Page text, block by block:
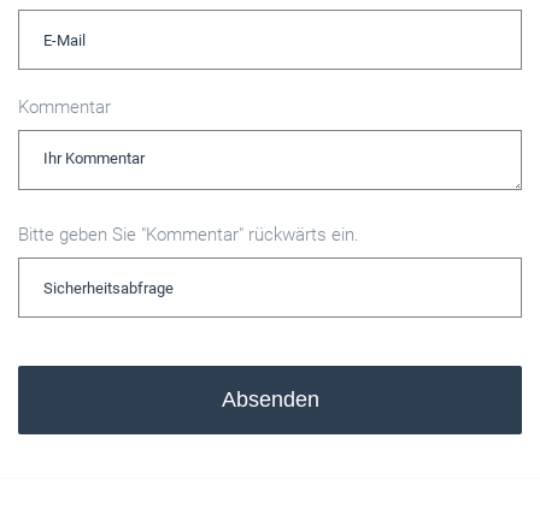
Kommentar
Bitte geben Sie "Kommentar" rückwärts ein.
Absenden